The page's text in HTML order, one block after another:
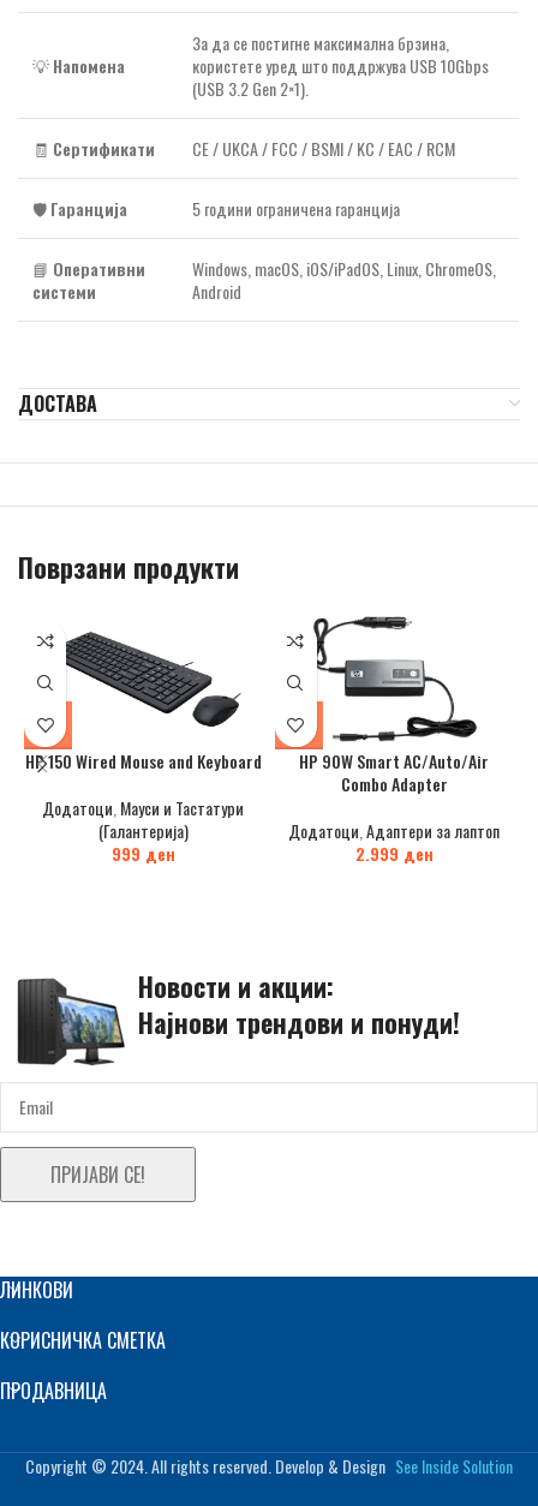
💡Напомена
За да се постигне максимална брзина,
користете уред што поддржува USB 10Gbps
(USB 3.2 Gen 2×1).
🧾 Сертификати CE / UKCA / FCC / BSMI / KC / EAC / RCM
🛡️Гаранција 5 години ограничена гаранција
📘 Оперативни
системи
Windows, macOS, iOS/iPadOS, Linux, ChromeOS,
Android
ДОСТАВА
Поврзани продукти
HP 150 Wired Mouse and Keyboard
Додатоци Мауси и Тастатури
(Галантерија)
999 ден
HP 90W Smart AC/Auto/Air
Combo Adapter
Додатоци ,Адаптери за лаптоп
2.999 ден
Новости и акции:
Најнови трендови и понуди!
ПРИЈАВИ СЕ!
ЛИНКОВИ
КОРИСНИЧКА СМЕТКА
ПРОДАВНИЦА
Copyright © 2024. All rights reserved. Develop & Design See Inside Solution